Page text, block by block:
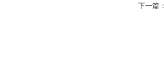
下一篇：